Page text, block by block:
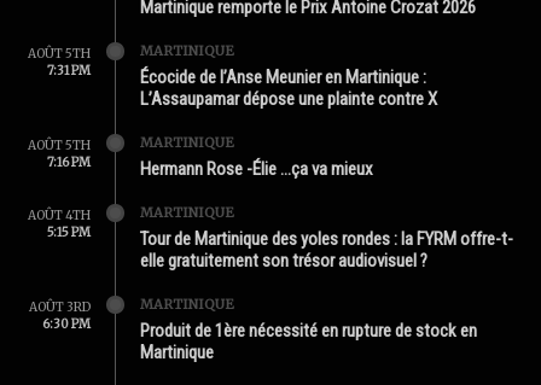
Martinique remporte le Prix Antoine Crozat 2026
AOÛT 5TH
7:31 PM
MARTINIQUE
Écocide de l’Anse Meunier en Martinique :
L’Assaupamar dépose une plainte contre X
AOÛT 5TH
7:16 PM
MARTINIQUE
Hermann Rose -Élie …ça va mieux
AOÛT 4TH
5:15 PM
MARTINIQUE
Tour de Martinique des yoles rondes : la FYRM offre-t-
elle gratuitement son trésor audiovisuel ?
AOÛT 3RD
6:30 PM
MARTINIQUE
Produit de 1ère nécessité en rupture de stock en
Martinique